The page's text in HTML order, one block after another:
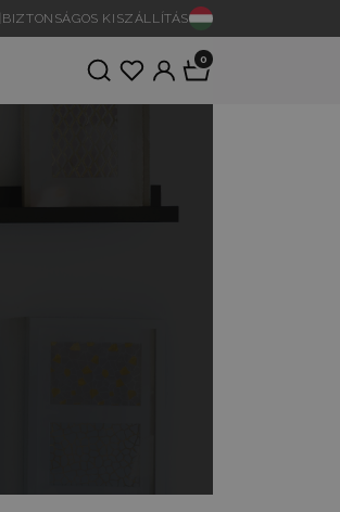
BIZTONSÁGOS KISZÁLLÍTÁS
0